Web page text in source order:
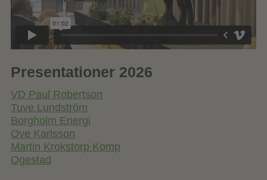
Presentationer 2026
VD Paul Robertson
Tuve Lundström
Borgholm Energi
Ove Karlsson
Martin Krokstorp Komp
Ogestad